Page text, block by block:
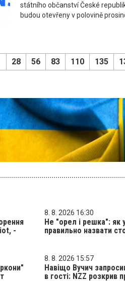
státního občanství České
budou otevřeny v polovině
28 56 83 110 135
-
8. 8. 2026 16:30
Не "орел і решка": як
правильно назвати
8. 8. 2026 15:57
Навіщо Вучич
в гості: NZZ розкрив